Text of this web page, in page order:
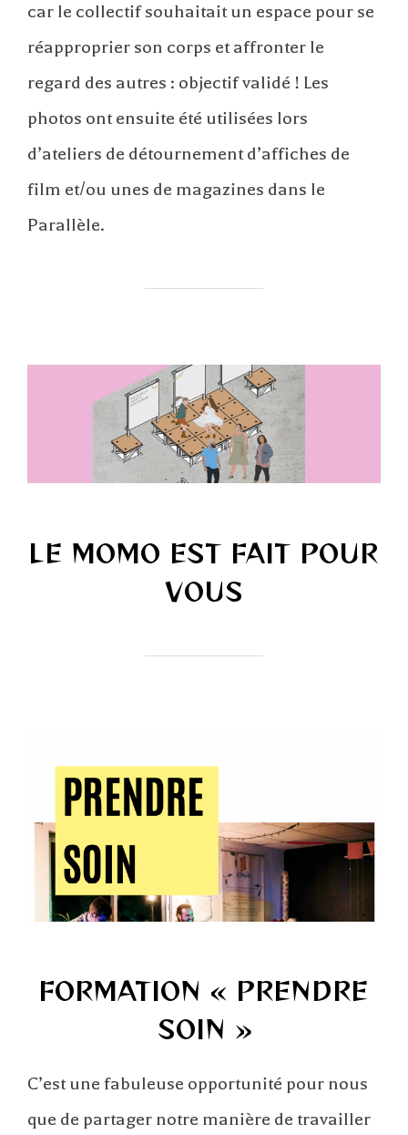
car le collectif souhaitait un espace pour se
réapproprier son corps et affronter le
regard des autres : objectif validé ! Les
photos ont ensuite été utilisées lors
d’ateliers de détournement d’affiches de
film et/ou unes de magazines dans le
Parallèle.
LE MOMO EST FAIT POUR
VOUS
FORMATION « PRENDRE
SOIN »
C’est une fabuleuse opportunité pour nous
que de partager notre manière de travailler